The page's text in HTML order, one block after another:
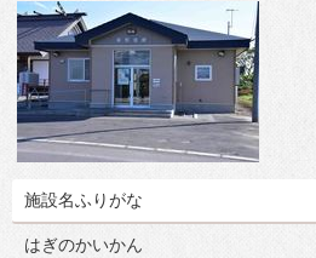
施設名ふりがな
はぎのかいかん